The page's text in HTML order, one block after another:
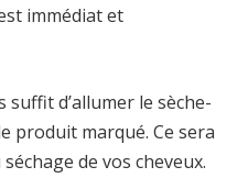
immédiat et
d’allumer le sèche-
produit marqué. Ce sera
de vos cheveux.